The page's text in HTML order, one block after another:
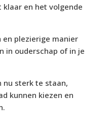
en het volgende
en plezierige manier
in ouderschap of in je
nu sterk te staan,
kunnen kiezen en